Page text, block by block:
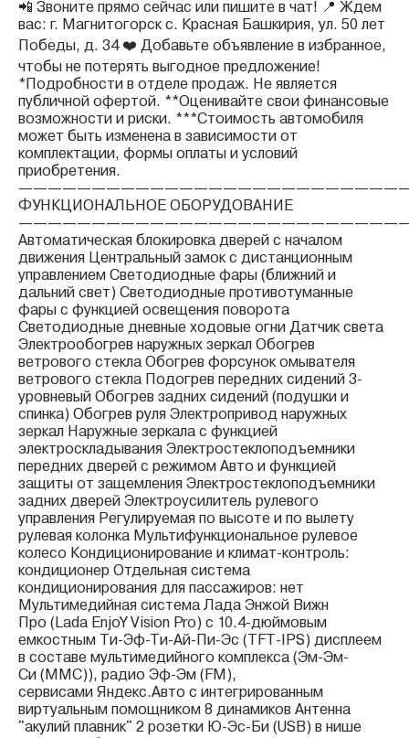
📲 Звоните прямо сейчас или пишите в чат! 📍 Ждем
вас: г. Магнитогорск с. Красная Башкирия, ул. 50 лет
Победы, д. 34 ❤️ Добавьте объявление в избранное,
чтобы не потерять выгодное предложение!
*Подробности в отделе продаж. Не является
публичной офертой. **Оценивайте свои финансовые
возможности и риски. ***Стоимость автомобиля
может быть изменена в зависимости от
комплектации, формы оплаты и условий
приобретения.
ФУНКЦИОНАЛЬНОЕ ОБОРУДОВАНИЕ
Автоматическая блокировка дверей с началом
движения Центральный замок с дистанционным
управлением Светодиодные фары (ближний и
дальний свет) Светодиодные противотуманные
фары с функцией освещения поворота
Светодиодные дневные ходовые огни Датчик света
Электрообогрев наружных зеркал Обогрев
ветрового стекла Обогрев форсунок омывателя
ветрового стекла Подогрев передних сидений 3-
уровневый Обогрев задних сидений (подушки и
спинка) Обогрев руля Электропривод наружных
зеркал Наружные зеркала с функцией
электроскладывания Электростеклоподъемники
передних дверей с режимом Авто и функцией
защиты от защемления Электростеклоподъемники
задних дверей Электроусилитель рулевого
управления Регулируемая по высоте и по вылету
рулевая колонка Мультифункциональное рулевое
колесо Кондиционирование и климат-контроль:
кондиционер Отдельная система
кондиционирования для пассажиров: нет
Мультимедийная система Лада Энжой Вижн
Про (Lada EnjoY Vision Pro) с 10.4-дюймовым
емкостным Ти-Эф-Ти-Ай-Пи-Эс (TFT-IPS) дисплеем
в составе мультимедийного комплекса (Эм-Эм-
Си (ММС)), радио Эф-Эм (FM),
сервисами Яндекс.Авто с интегрированным
виртуальным помощником 8 динамиков Антенна
"акулий плавник" 2 розетки Ю-Эс-Би (USB) в нише